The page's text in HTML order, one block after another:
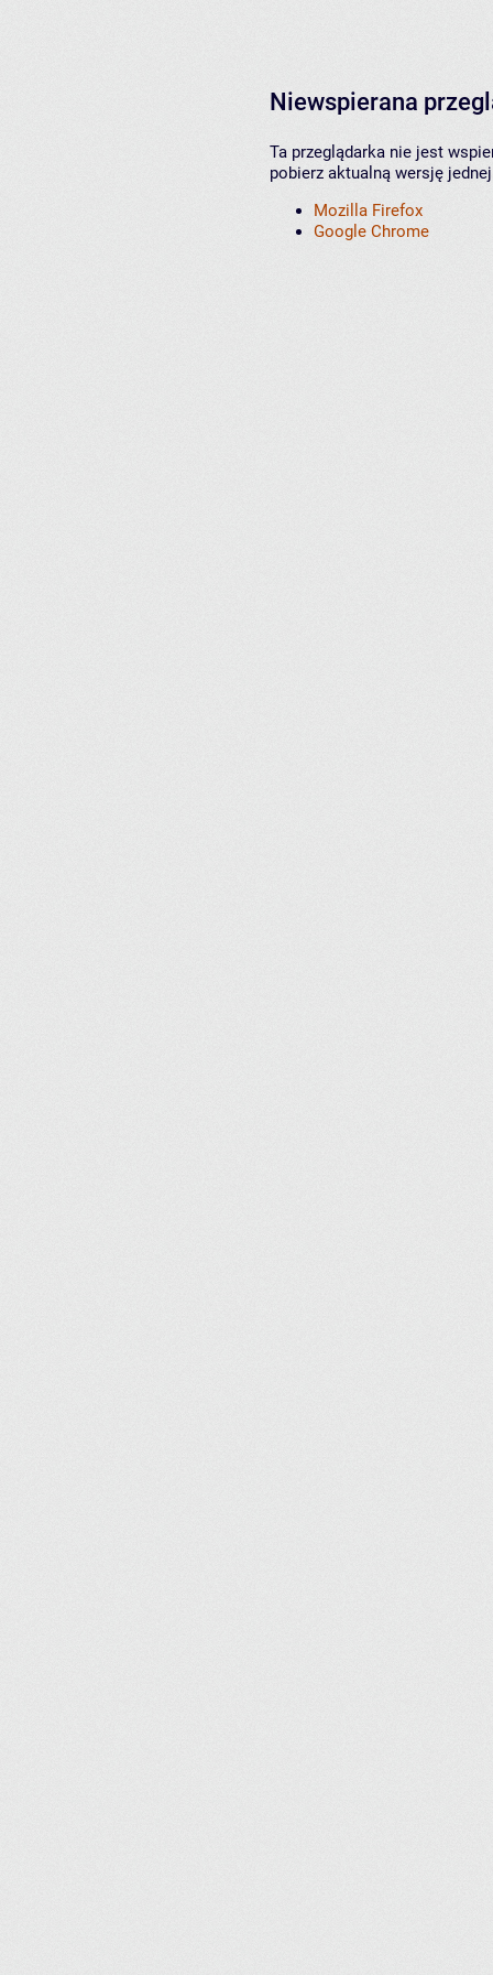
Niewspierana
Ta przeglądarka nie jest
pobierz aktualną wersję
Mozilla Firefox
Google Chrome